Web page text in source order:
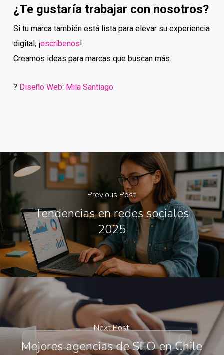
¿Te gustaría trabajar con nosotros?
Si tu marca también está lista para elevar su experiencia
digital, ¡escríbenos!
Creamos ideas para marcas que buscan más.
? Diseño Web: Mila Santiago
Previous Post
Tendencias en redes sociales
2025
Next Post
Mejores agencias de SEO en Chile